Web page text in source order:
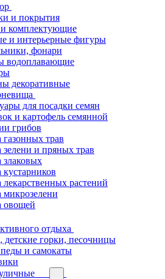
и покрытия
комплектующие
и интерьерные фигуры
фонари
водоплавающие
декоративные
для посадки семян
и картофель семянной
грибов
трав
зелени и пряных трав
злаковых
растений
микрозелени
овощей
отдыха
детские горки, песочницы
и самокаты